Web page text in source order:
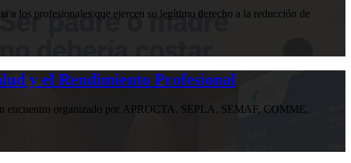
los profesionales que ejercen su legítimo derecho a la reducción de
y el Rendimiento Profesional
encuentro organizado por APROCTA, SEPLA, SEMAF, COMME,